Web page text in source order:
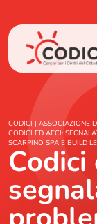
Chi
Cosa
Area
CODICI | ASSOCIAZIONE
CODICI ED AECI:
SCARPINO SPA E BUILD
Codici